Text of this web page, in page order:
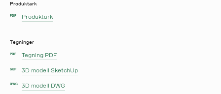
Produktark
PDF Produktark
Tegninger
PDF Tegning PDF
SKP 3D modell SketchUp
DWG 3D modell DWG